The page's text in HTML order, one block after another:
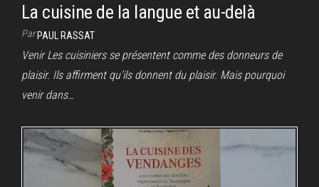
La cuisine de la langue et au-delà
ParPAUL RASSAT
Venir Les cuisiniers se présentent comme des donneurs de
plaisir. Ils affirment qu’ils donnent du plaisir. Mais pourquoi
venir dans…